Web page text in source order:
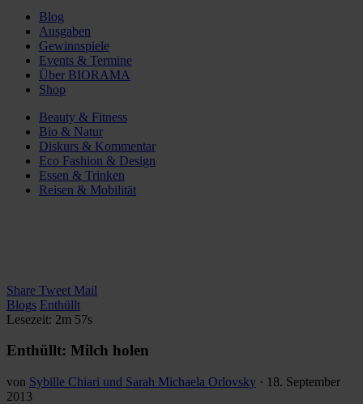
Blog
Ausgaben
Gewinnspiele
Events & Termine
Über BIORAMA
Shop
Beauty & Fitness
Bio & Natur
Diskurs & Kommentar
Eco Fashion & Design
Essen & Trinken
Reisen & Mobilität
Share Tweet Mail
Blogs Enthüllt
Lesezeit: 2m 57s
Enthüllt: Milch holen
von Sybille Chiari und Sarah Michaela Orlovsky · 18. September
2013